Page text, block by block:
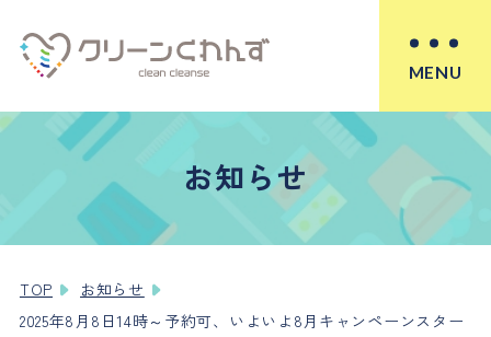
MENU
お知らせ
TOP
お知らせ
2025年8月8日14時～予約可、いよいよ8月キャンペーンスター